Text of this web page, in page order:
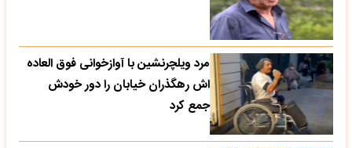
مرد ویلچرنشین با آوازخوانی فوق العاده
اش رهگذران خیابان را دور خودش
جمع کرد